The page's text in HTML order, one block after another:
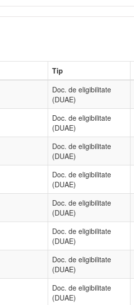
Tip
Doc. de eligibilitate
(DUAE)
Doc. de eligibilitate
(DUAE)
Doc. de eligibilitate
(DUAE)
Doc. de eligibilitate
(DUAE)
Doc. de eligibilitate
(DUAE)
Doc. de eligibilitate
(DUAE)
Doc. de eligibilitate
(DUAE)
Doc. de eligibilitate
(DUAE)